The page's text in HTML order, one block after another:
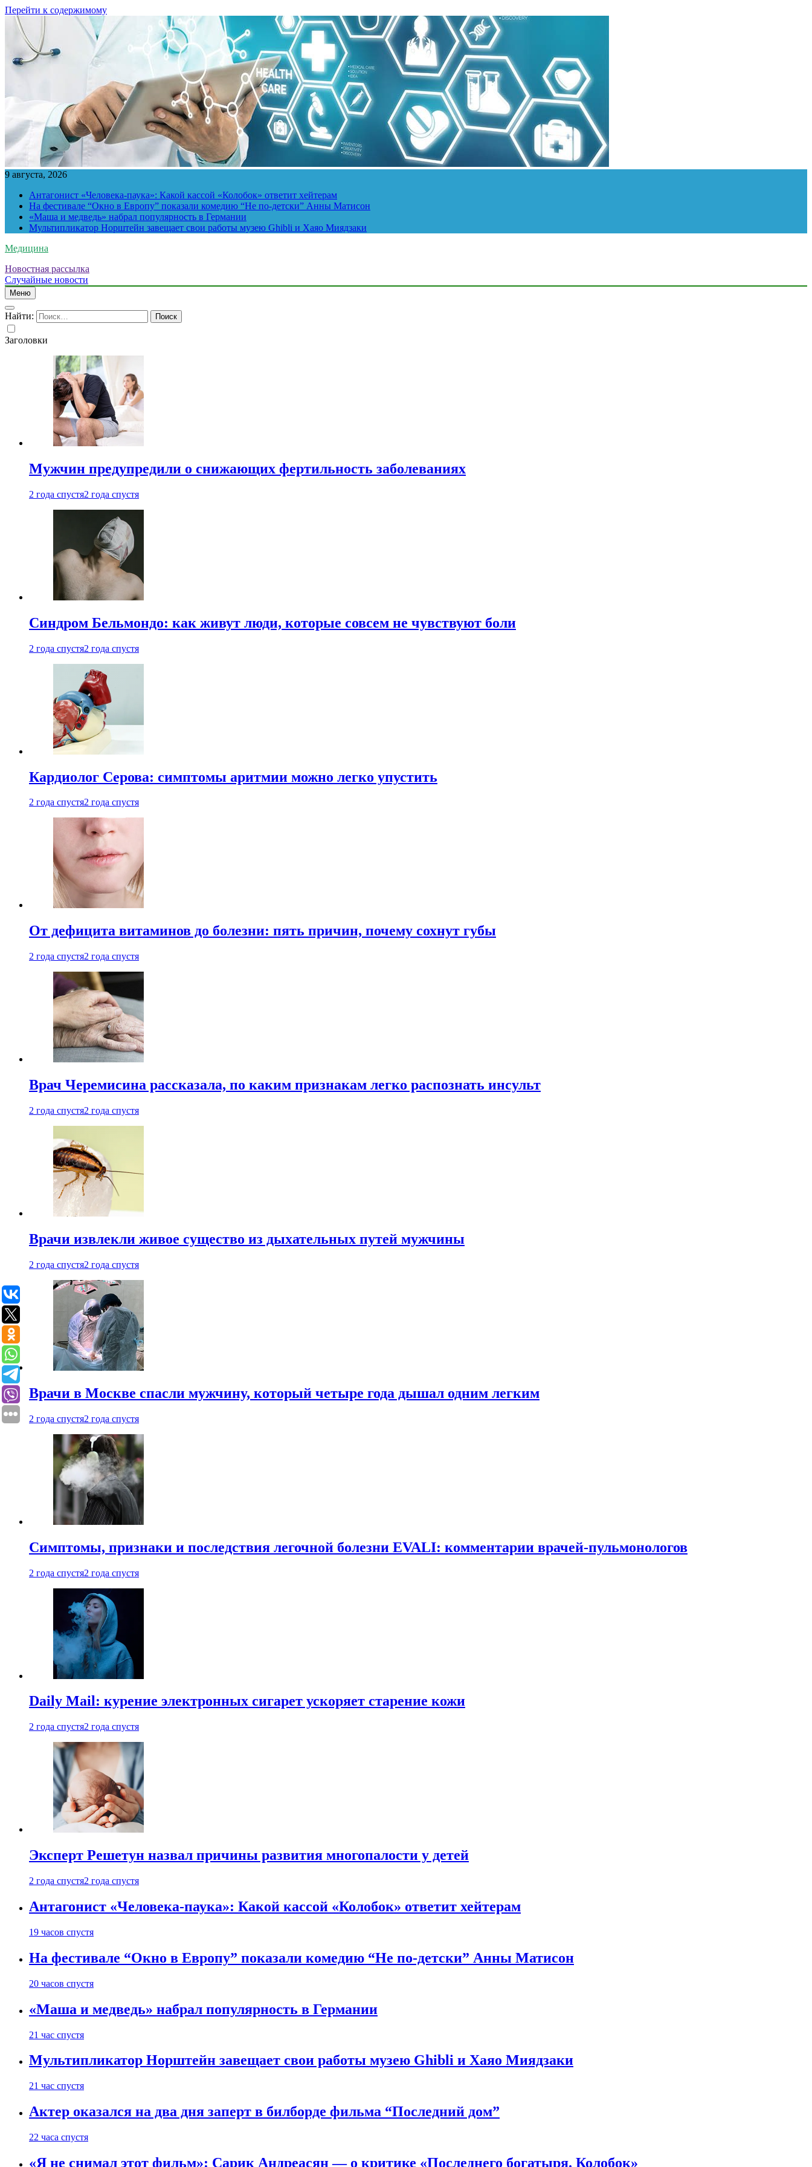
Перейти к содержимому
9 августа, 2026
Антагонист «Человека-паука»: Какой кассой «Колобок» ответит хейтерам
На фестивале “Окно в Европу” показали комедию “Не по-детски” Анны Матисон
«Маша и медведь» набрал популярность в Германии
Мультипликатор Норштейн завещает свои работы музею Ghibli и Хаяо Миядзаки
Медицина
Новостная рассылка
Случайные новости
Меню
Найти:
Заголовки
Мужчин предупредили о снижающих фертильность заболеваниях
2 года спустя2 года спустя
Синдром Бельмондо: как живут люди, которые совсем не чувствуют боли
2 года спустя2 года спустя
Кардиолог Серова: симптомы аритмии можно легко упустить
2 года спустя2 года спустя
От дефицита витаминов до болезни: пять причин, почему сохнут губы
2 года спустя2 года спустя
Врач Черемисина рассказала, по каким признакам легко распознать инсульт
2 года спустя2 года спустя
Врачи извлекли живое существо из дыхательных путей мужчины
2 года спустя2 года спустя
Врачи в Москве спасли мужчину, который четыре года дышал одним легким
2 года спустя2 года спустя
Симптомы, признаки и последствия легочной болезни EVALI: комментарии врачей-пульмонологов
2 года спустя2 года спустя
Daily Mail: курение электронных сигарет ускоряет старение кожи
2 года спустя2 года спустя
Эксперт Решетун назвал причины развития многопалости у детей
2 года спустя2 года спустя
Антагонист «Человека-паука»: Какой кассой «Колобок» ответит хейтерам
19 часов спустя
На фестивале “Окно в Европу” показали комедию “Не по-детски” Анны Матисон
20 часов спустя
«Маша и медведь» набрал популярность в Германии
21 час спустя
Мультипликатор Норштейн завещает свои работы музею Ghibli и Хаяо Миядзаки
21 час спустя
Актер оказался на два дня заперт в билборде фильма “Последний дом”
22 часа спустя
«Я не снимал этот фильм»: Сарик Андреасян — о критике «Последнего богатыря. Колобок»